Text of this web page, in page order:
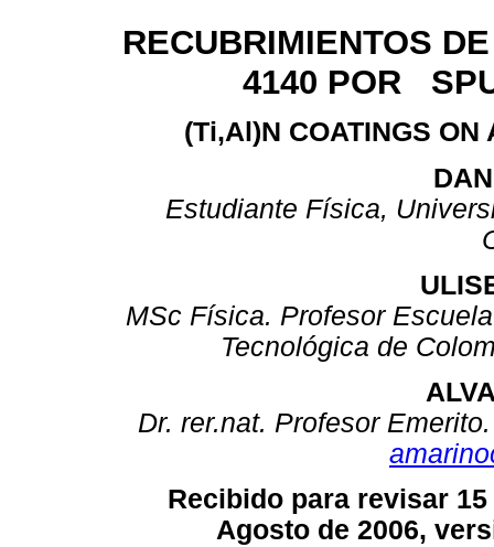
RECUBRIMIENTOS
4140 POR
(Ti,Al)N COATINGS ON
Estudiante Física,
MSc Física. Profesor
Tecnológica de
Dr. rer.nat. Profesor
Recibido para revisar
Agosto de 2006,